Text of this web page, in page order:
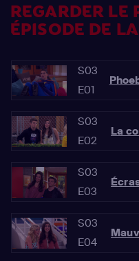
REGARDER LE
ÉPISODE DE
S03
E01
S03
E02
La
S03
E03
S03
E04